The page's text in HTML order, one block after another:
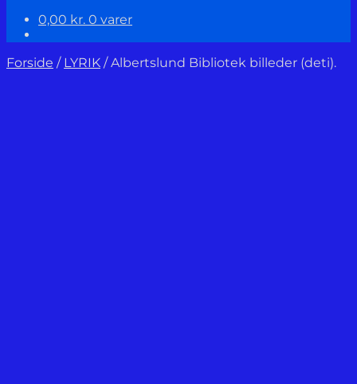
0,00 kr. 0 varer
Forside / LYRIK /Albertslund Bibliotek billeder (deti).